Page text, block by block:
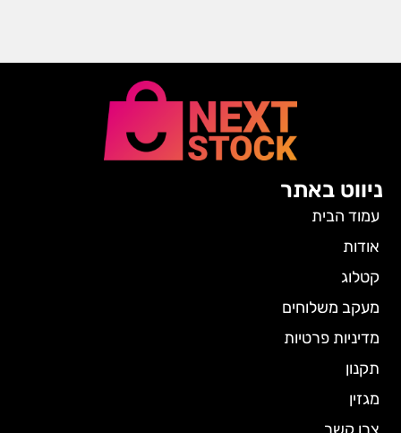
ניווט באתר
עמוד הבית
אודות
קטלוג
מעקב משלוחים
מדיניות פרטיות
תקנון
מגזין